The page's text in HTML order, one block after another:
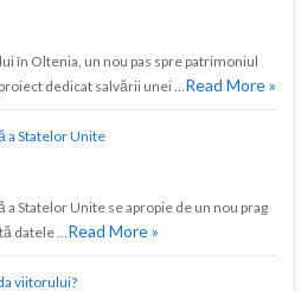
în Oltenia, un nou pas spre patrimoniul
dedicat salvării unei …Read More »
a Statelor Unite
a Statelor Unite se apropie de un nou prag
datele …Read More »
viitorului?